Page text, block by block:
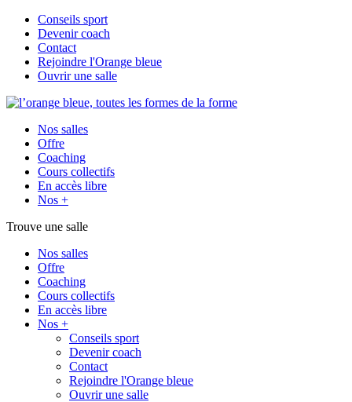
Conseils sport
Devenir coach
Contact
Rejoindre l'Orange bleue
Ouvrir une salle
Nos salles
Offre
Coaching
Cours collectifs
En accès libre
Nos +
Trouve une salle
Nos salles
Offre
Coaching
Cours collectifs
En accès libre
Nos +
Conseils sport
Devenir coach
Contact
Rejoindre l'Orange bleue
Ouvrir une salle